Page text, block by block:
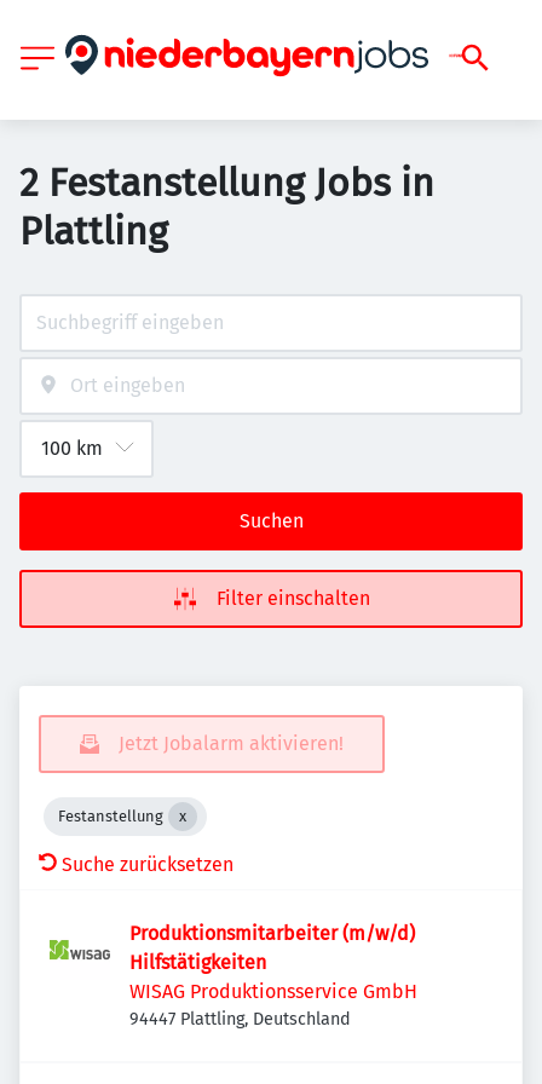
2 Festanstellung Jobs in
Plattling
Suchen
Filter einschalten
Jetzt Jobalarm aktivieren!
Festanstellung
Suche zurücksetzen
Produktionsmitarbeiter (m/w/d)
Hilfstätigkeiten
WISAG Produktionsservice GmbH
94447 Plattling, Deutschland